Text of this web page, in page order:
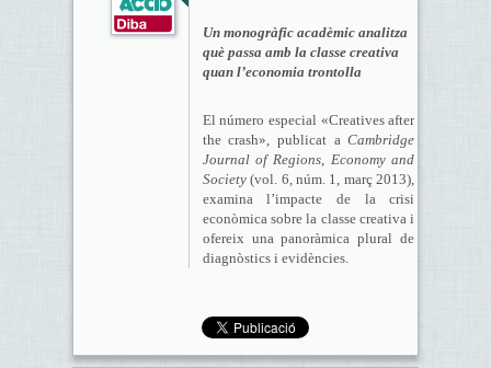
Un monogràfic acadèmic analitza
què passa amb la classe creativa
quan l’economia trontolla
El número especial «Creatives after
the crash», publicat aCambridge
Journal of Regions, Economy and
Society(vol. 6, núm. 1, març 2013),
examina l’impacte de la crisi
econòmica sobre la classe creativa i
ofereix una panoràmica plural de
diagnòstics i evidències.